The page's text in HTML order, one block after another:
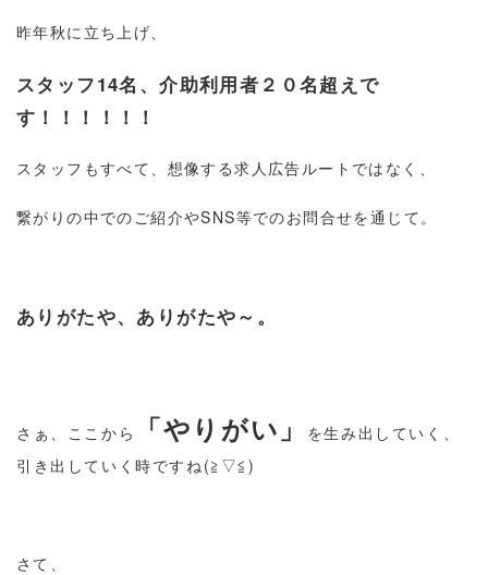
昨年秋に立ち上げ、
スタッフ14名、介助利用者２０名超えで
す！！！！！！
スタッフもすべて、想像する求人広告ルートではなく、
繋がりの中でのご紹介やSNS等でのお問合せを通じて。
ありがたや、ありがたや～。
さぁ、ここから 「やりがい」
を生み出していく、
引き出していく時ですね(≧▽≦)
さて、